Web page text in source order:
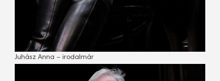
Juhász Anna – irodalmár